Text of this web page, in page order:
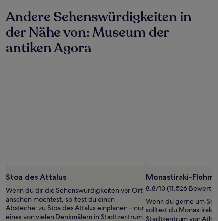
24 Stunden
für
einen
Aufenthalt
mit
Bedingungen
gelten.
Andere Sehenswürdigkeiten in
der Nähe von: Museum der
antiken Agora
Stoa des Attalus
Wenn du dir die Sehenswürdigkeiten vor Ort
ansehen möchtest, solltest du einen
Abstecher zu Stoa des Attalus einplanen – nur
eines von vielen Denkmälern in Stadtzentrum
Monastiraki-
8.8/10 (11.526
Wenn du gerne um
solltest du
Stadtzentrum von